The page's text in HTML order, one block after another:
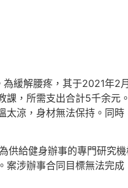
為緩解腰疼，其于2021年2
，所需支出合計5千余元
涼，身材無法保持。同
供給健身辦事的專門研究
涉辦事合同目標無法完